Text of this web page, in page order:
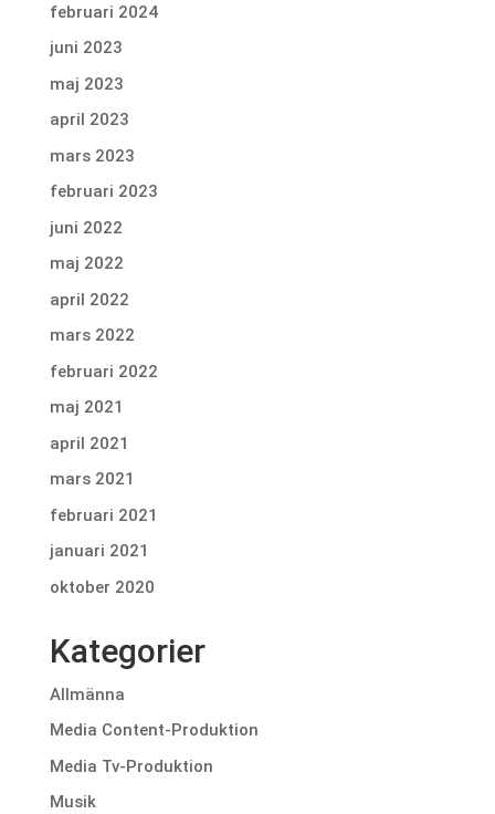
februari 2024
juni 2023
maj 2023
april 2023
mars 2023
februari 2023
juni 2022
maj 2022
april 2022
mars 2022
februari 2022
maj 2021
april 2021
mars 2021
februari 2021
januari 2021
oktober 2020
Kategorier
Allmänna
Media Content-Produktion
Media Tv-Produktion
Musik